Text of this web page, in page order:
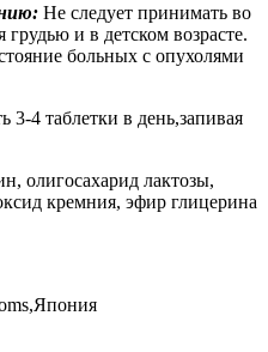
Не следует принимать во
и в детском возрасте.
больных с опухолями
3-4 таблетки в день,запивая
олигосахарид лактозы,
кремния, эфир глицерина